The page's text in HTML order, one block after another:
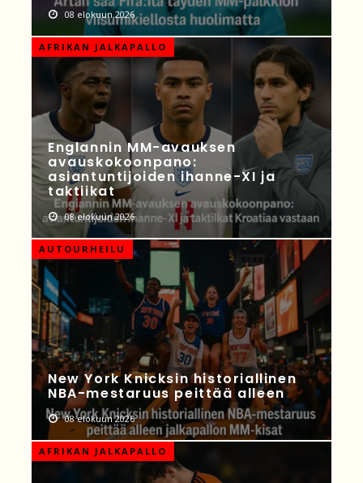
08 elokuun 2026
AFRIKAN JALKAPALLO
Englannin MM-avauksen
avauskokoonpano:
asiantuntijoiden ihanne-XI ja
taktiikat
08 elokuun 2026
AUTOURHEILU
New York Knicksin historiallinen
NBA-mestaruus peittää alleen
08 elokuun 2026
AFRIKAN JALKAPALLO